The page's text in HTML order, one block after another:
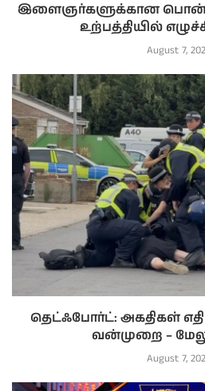
இளைஞர்களுக்கான
உற்பத்தியில்
August 7,
தெட்ஃபோர்ட்: அகதிகள்
வன்முறை –
August 7,